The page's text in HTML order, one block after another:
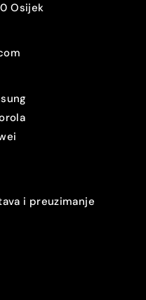
Osijek
i preuzimanje